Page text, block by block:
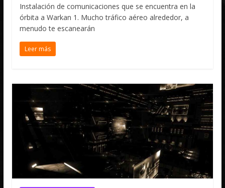
Instalación de comunicaciones que se encuentra en la
órbita a Warkan 1. Mucho tráfico aéreo alrededor, a
menudo te escanearán
Leer más